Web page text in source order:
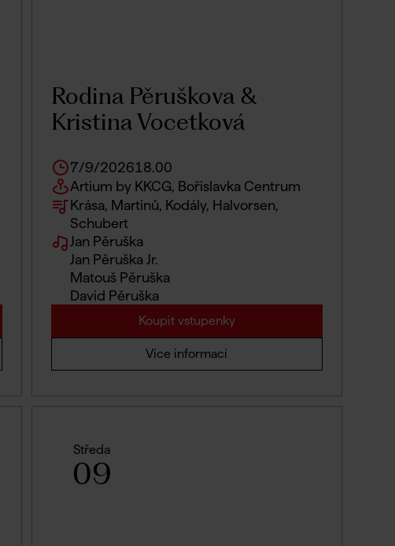
Rodina Pěruškova &
Kristina Vocetková
7/9/202618.00
Artium by KKCG, Bořislavka Centrum
Krása, Martinů, Kodály, Halvorsen,
Schubert
Jan Pěruška
Jan Pěruška Jr.
Matouš Pěruška
David Pěruška
Koupit vstupenky
Více informací
Středa
09